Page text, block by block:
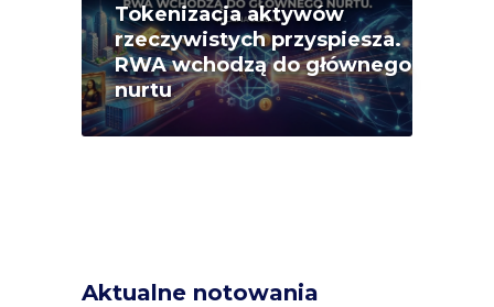
Tokenizacja aktywów
rzeczywistych przyspiesza.
RWA wchodzą do głównego
nurtu
Aktualne notowania